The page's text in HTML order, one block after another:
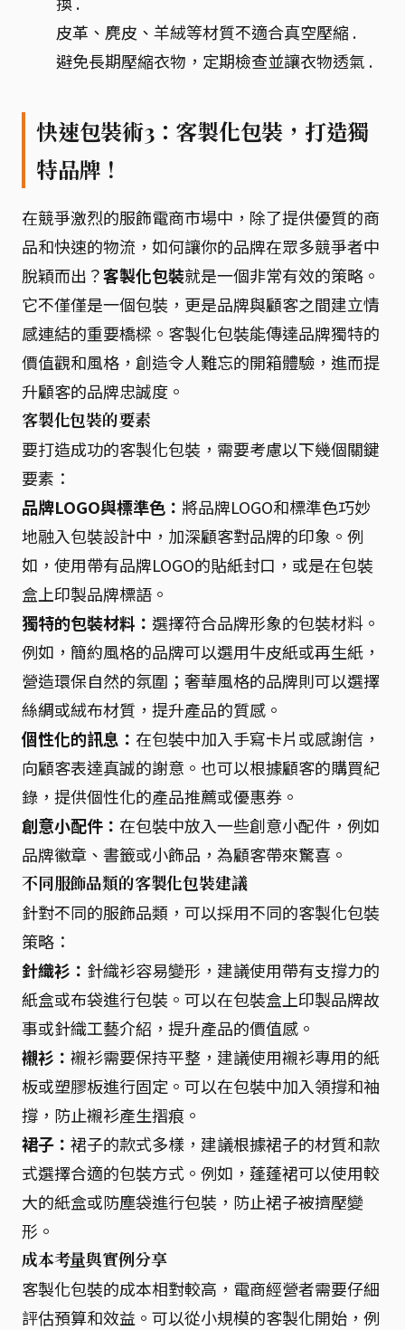
皮革、麂皮、羊絨等材質不適合真空壓縮 .
避免長期壓縮衣物，定期檢查並讓衣物透氣 .
快速包裝術3：客製化包裝，打造獨
特品牌！
在競爭激烈的服飾電商市場中，除了提供優質的商
品和快速的物流，如何讓你的品牌在眾多競爭者中
脫穎而出？客製化包裝就是一個非常有效的策略。
它不僅僅是一個包裝，更是品牌與顧客之間建立情
感連結的重要橋樑。客製化包裝能傳達品牌獨特的
價值觀和風格，創造令人難忘的開箱體驗，進而提
升顧客的品牌忠誠度。
客製化包裝的要素
要打造成功的客製化包裝，需要考慮以下幾個關鍵
要素：
品牌LOGO與標準色： 將品牌LOGO和標準色巧妙
地融入包裝設計中，加深顧客對品牌的印象。例
如，使用帶有品牌LOGO的貼紙封口，或是在包裝
盒上印製品牌標語。
獨特的包裝材料： 選擇符合品牌形象的包裝材料。
例如，簡約風格的品牌可以選用牛皮紙或再生紙，
營造環保自然的氛圍；奢華風格的品牌則可以選擇
絲綢或絨布材質，提升產品的質感。
個性化的訊息： 在包裝中加入手寫卡片或感謝信，
向顧客表達真誠的謝意。也可以根據顧客的購買紀
錄，提供個性化的產品推薦或優惠券。
創意小配件： 在包裝中放入一些創意小配件，例如
品牌徽章、書籤或小飾品，為顧客帶來驚喜。
不同服飾品類的客製化包裝建議
針對不同的服飾品類，可以採用不同的客製化包裝
策略：
針織衫： 針織衫容易變形，建議使用帶有支撐力的
紙盒或布袋進行包裝。可以在包裝盒上印製品牌故
事或針織工藝介紹，提升產品的價值感。
襯衫： 襯衫需要保持平整，建議使用襯衫專用的紙
板或塑膠板進行固定。可以在包裝中加入領撐和袖
撐，防止襯衫產生摺痕。
裙子： 裙子的款式多樣，建議根據裙子的材質和款
式選擇合適的包裝方式。例如，蓬蓬裙可以使用較
大的紙盒或防塵袋進行包裝，防止裙子被擠壓變
形。
成本考量與實例分享
客製化包裝的成本相對較高，電商經營者需要仔細
評估預算和效益。可以從小規模的客製化開始，例